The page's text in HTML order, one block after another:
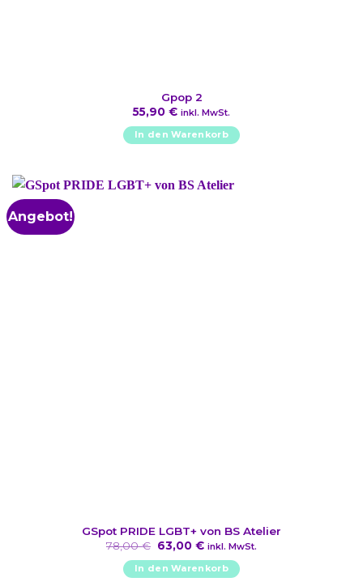
Gpop 2
55,90 € inkl. MwSt.
In den Warenkorb
Angebot!
GSpot PRIDE LGBT+ von BS Atelier
78,00€ Ursprünglicher
Preis
war:
78,00 €
63,00€Aktueller
ist:
63,00 €.
inkl. MwSt.
In den Warenkorb